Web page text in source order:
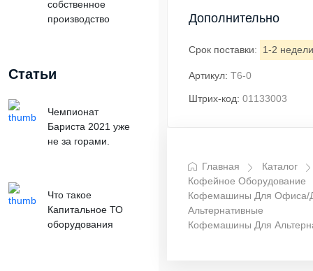
собственное
производство
Статьи
Чемпионат
Бариста 2021 уже
не за горами.
Что такое
Капитальное ТО
оборудования
Дополнительно
Срок поставки: 1-2 недели
Артикул: T6-0
Штрих-код: 01133003
Главная
Каталог
Кофейное Оборудование
Кофемашины Для Офиса/
Альтернативные
Кофемашины Для